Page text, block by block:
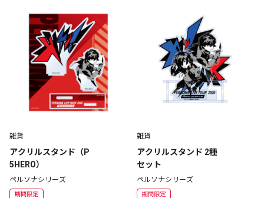
雑貨
アクリルスタンド（P
5HERO）
ペルソナシリーズ
期間限定
雑貨
アクリルスタンド 2種
セット
ペルソナシリーズ
期間限定